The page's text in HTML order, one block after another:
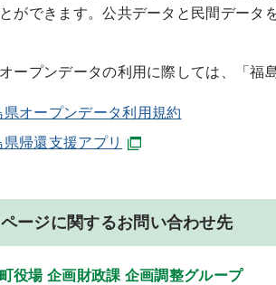
ができます。公共データと民間データ
ープンデータの利用に際しては、「福
県オープンデータ利用規約
県帰還支援アプリ
ージに関するお問い合わせ先
役場 企画財政課 企画調整グループ